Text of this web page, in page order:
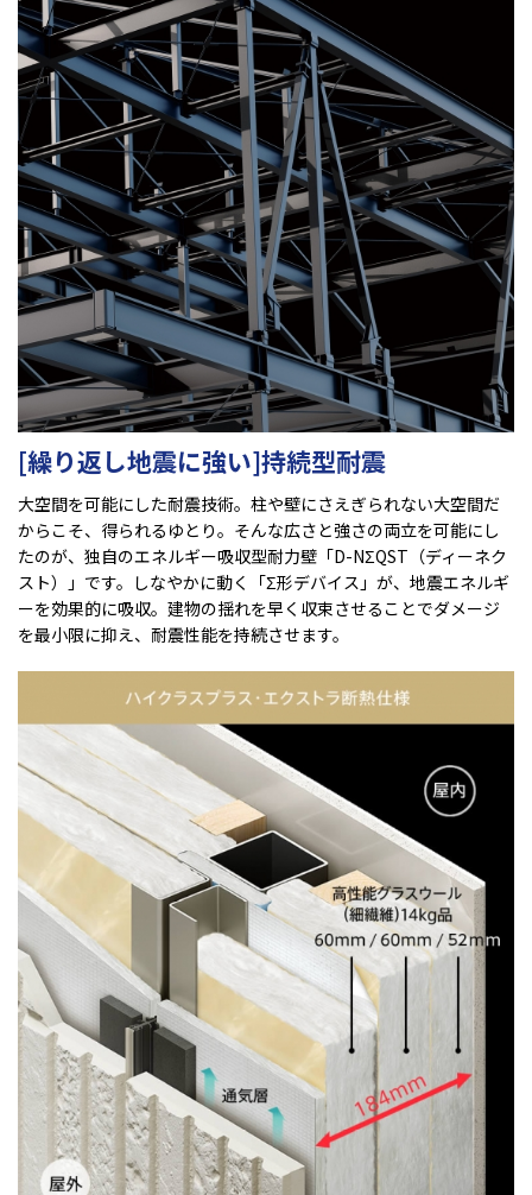
[繰り返し地震に強い]持続型耐震
大空間を可能にした耐震技術。柱や壁にさえぎられない大空間だ
からこそ、得られるゆとり。そんな広さと強さの両立を可能にし
たのが、独自のエネルギー吸収型耐力壁「D-NΣQST（ディーネク
スト）」です。しなやかに動く「Σ形デバイス」が、地震エネルギ
ーを効果的に吸収。建物の揺れを早く収束させることでダメージ
を最小限に抑え、耐震性能を持続させます。